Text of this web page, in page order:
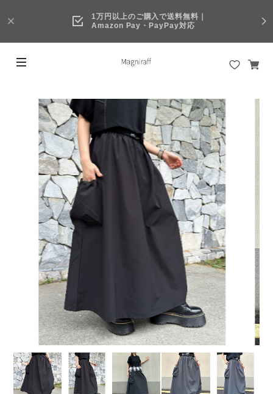
1万円以上のご購入で送料無料｜
Amazon Pay・PayPay対応